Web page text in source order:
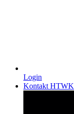
Login
Kontakt HTWK